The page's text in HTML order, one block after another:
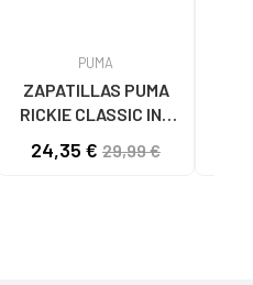
PUMA
ZAPATILLAS PUMA
RICKIE CLASSIC INF
- REF. 394254 04
24,35 € 29,99 €